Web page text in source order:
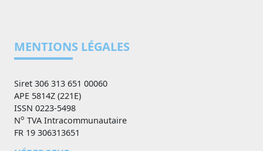
MENTIONS LÉGALES
Siret 306 313 651 00060
APE 5814Z (221E)
ISSN 0223-5498
No TVA Intracommunautaire
FR 19 306313651